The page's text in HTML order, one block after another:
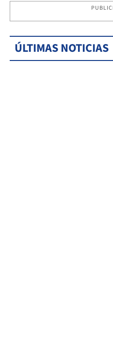
ÚLTIMAS NOTICIAS